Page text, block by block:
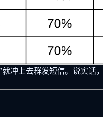
就冲上去群发短信。说实